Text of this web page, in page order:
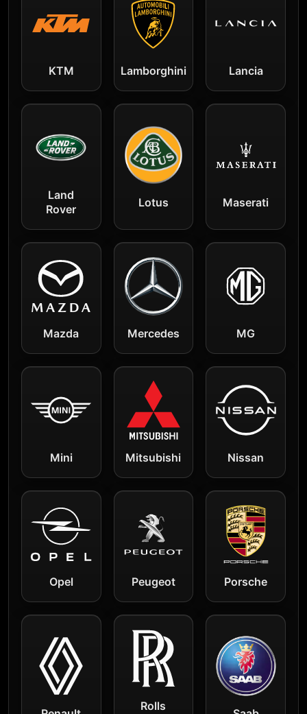
KTM Lamborghini Lancia
Land
Rover
Lotus Maserati
Mazda Mercedes MG
Mini Mitsubishi Nissan
Opel Peugeot Porsche
Rolls